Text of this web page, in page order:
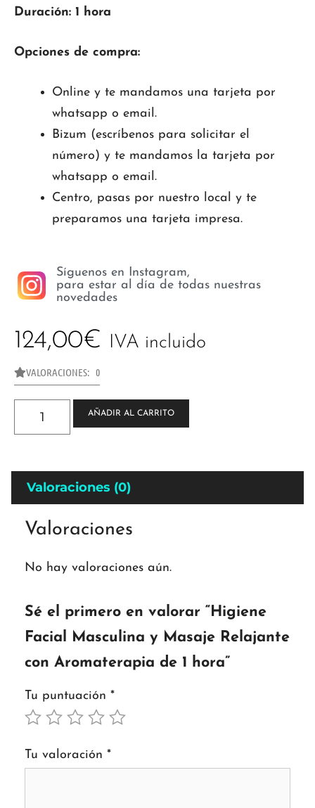
Duración: 1 hora
Opciones de compra:
Online y te mandamos una tarjeta por
whatsapp o email.
Bizum (escríbenos para solicitar el
número) y te mandamos la tarjeta por
whatsapp o email.
Centro, pasas por nuestro local y te
preparamos una tarjeta impresa.
Síguenos en Instagram,
para estar al día de todas nuestras
novedades
124,00€ IVA incluido
VALORACIONES: 0
AÑADIR AL CARRITO
Valoraciones (0)
Valoraciones
No hay valoraciones aún.
Sé el primero en valorar “Higiene
Facial Masculina y Masaje Relajante
con Aromaterapia de 1 hora”
Tu puntuación *
Tu valoración *